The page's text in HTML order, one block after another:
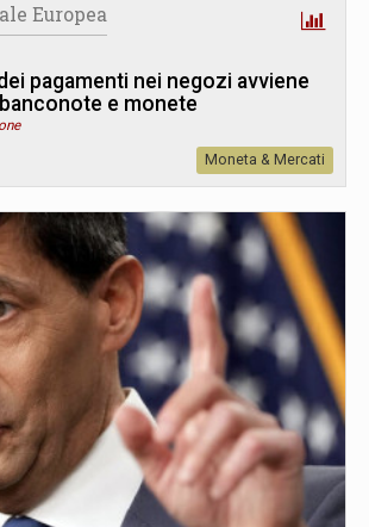
Europea
pagamenti nei negozi avviene
e monete
Moneta & Mercati